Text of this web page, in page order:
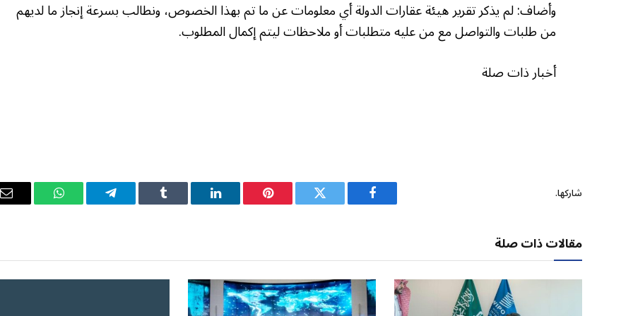
وأضاف: لم يذكر تقرير هيئة عقارات الدولة أي معلومات عن ما تم بهذا الخصوص، ونطالب بسرعة إنجاز ما لديهم
من طلبات والتواصل مع من عليه متطلبات أو ملاحظات ليتم إكمال المطلوب.
أخبار ذات صلة
شاركها.
فيسبوك تويتر بينتيريستلينكدإن Tumblr تيلقرام واتساب
مقالات ذات صلة